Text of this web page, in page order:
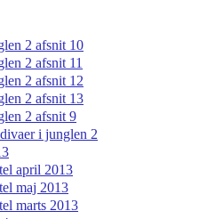
2 afsnit 10
2 afsnit 11
2 afsnit 12
2 afsnit 13
2 afsnit 9
i junglen 2
april 2013
maj 2013
marts 2013